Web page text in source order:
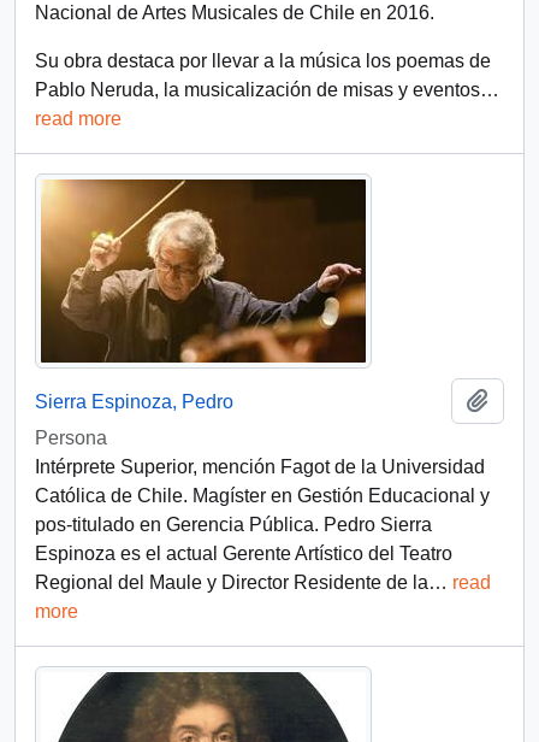
Nacional de Artes Musicales de Chile en 2016.
Su obra destaca por llevar a la música los poemas de
Pablo Neruda, la musicalización de misas y eventos…
read more
Sierra Espinoza, Pedro
Persona
Intérprete Superior, mención Fagot de la Universidad
Católica de Chile. Magíster en Gestión Educacional y
pos-titulado en Gerencia Pública. Pedro Sierra
Espinoza es el actual Gerente Artístico del Teatro
Regional del Maule y Director Residente de la… read
more